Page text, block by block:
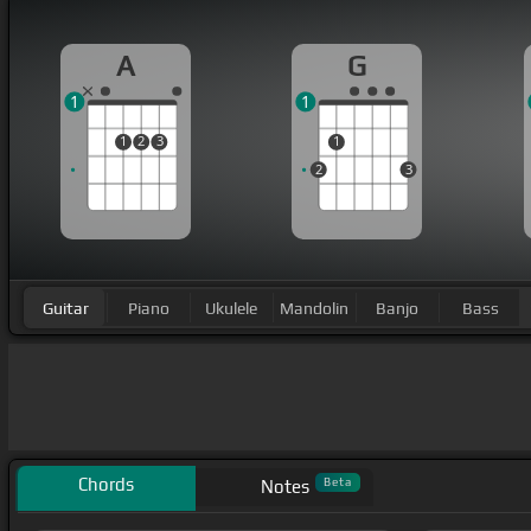
A
1 2 3
1
G
2
1
3
1
Guitar Piano Ukulele Mandolin Banjo Bass
Chords Notes Beta